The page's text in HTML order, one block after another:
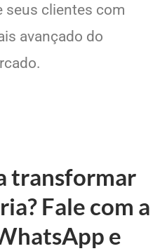
seus clientes com
avançado do
transformar
Fale com a
e